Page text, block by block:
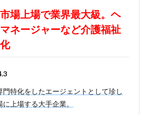
場上場で業界最大級。ヘ
ネージャーなど介護福祉
特化をしたエージェントとして珍し
上場する大手企業。